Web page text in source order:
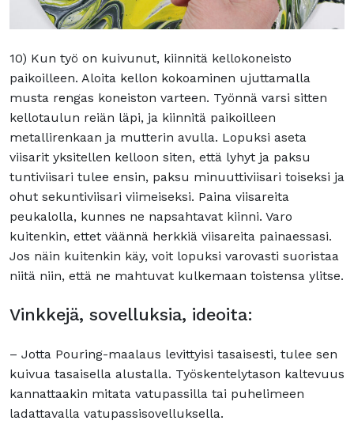
10) Kun työ on kuivunut, kiinnitä kellokoneisto
paikoilleen. Aloita kellon kokoaminen ujuttamalla
musta rengas koneiston varteen. Työnnä varsi sitten
kellotaulun reiän läpi, ja kiinnitä paikoilleen
metallirenkaan ja mutterin avulla. Lopuksi aseta
viisarit yksitellen kelloon siten, että lyhyt ja paksu
tuntiviisari tulee ensin, paksu minuuttiviisari toiseksi ja
ohut sekuntiviisari viimeiseksi. Paina viisareita
peukalolla, kunnes ne napsahtavat kiinni. Varo
kuitenkin, ettet väännä herkkiä viisareita painaessasi.
Jos näin kuitenkin käy, voit lopuksi varovasti suoristaa
niitä niin, että ne mahtuvat kulkemaan toistensa ylitse.
Vinkkejä, sovelluksia, ideoita:
– Jotta Pouring-maalaus levittyisi tasaisesti, tulee sen
kuivua tasaisella alustalla. Työskentelytason kaltevuus
kannattaakin mitata vatupassilla tai puhelimeen
ladattavalla vatupassisovelluksella.